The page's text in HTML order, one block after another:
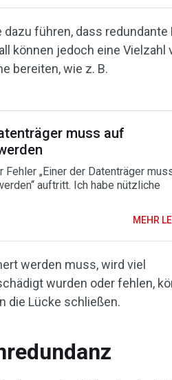
führen, dass redundante
können jedoch eine Vielzahl
bereiten, wie z. B.
muss auf
„Einer der Datenträger
auftritt. Ich habe nützliche
MEHR
werden muss, wird viel
wurden oder fehlen,
die Lücke schließen.